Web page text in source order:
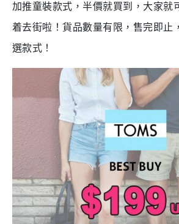
加推童裝款式，半價就買到，大家就
着去街啦！貨品數量有限，售完即止
選款式！